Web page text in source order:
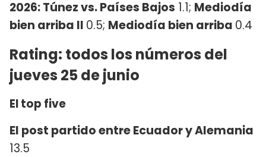
2026: Túnez vs. Países Bajos 1.1; Mediodía
bien arriba II 0.5; Mediodía bien arriba 0.4
Rating: todos los números del
jueves 25 de junio
El top five
El post partido entre Ecuador y Alemania
13.5